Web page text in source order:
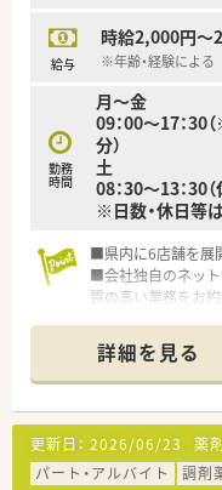
給与
時給2,000円～
※年齢・経験による
勤務
時間
月～金
09：00～17：
分）
土
08：30～13：30
※日数・休日等
■県内に6店舗を展
■会社独自のネット
質の高い業務をお約
会社も経営してお
詳細を見る
更新日： 2026/06/23 薬
パート・アルバイト
調剤